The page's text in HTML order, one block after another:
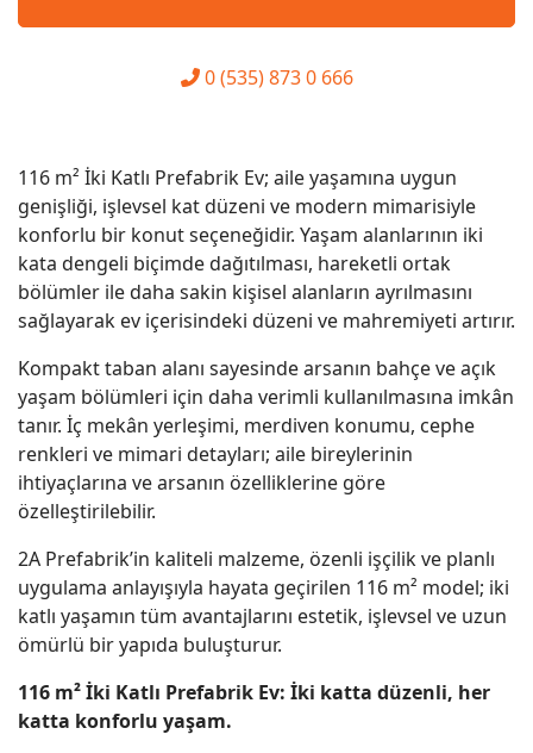
0 (535) 873 0 666
116 m² İki Katlı Prefabrik Ev; aile yaşamına uygun
genişliği, işlevsel kat düzeni ve modern mimarisiyle
konforlu bir konut seçeneğidir. Yaşam alanlarının iki
kata dengeli biçimde dağıtılması, hareketli ortak
bölümler ile daha sakin kişisel alanların ayrılmasını
sağlayarak ev içerisindeki düzeni ve mahremiyeti artırır.
Kompakt taban alanı sayesinde arsanın bahçe ve açık
yaşam bölümleri için daha verimli kullanılmasına imkân
tanır. İç mekân yerleşimi, merdiven konumu, cephe
renkleri ve mimari detayları; aile bireylerinin
ihtiyaçlarına ve arsanın özelliklerine göre
özelleştirilebilir.
2A Prefabrik’in kaliteli malzeme, özenli işçilik ve planlı
uygulama anlayışıyla hayata geçirilen 116 m² model; iki
katlı yaşamın tüm avantajlarını estetik, işlevsel ve uzun
ömürlü bir yapıda buluşturur.
116 m² İki Katlı Prefabrik Ev: İki katta düzenli, her
katta konforlu yaşam.